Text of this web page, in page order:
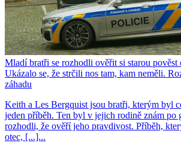
Mladí bratři se rozhodli ověřit si starou pověst
Ukázalo se, že strčili nos tam, kam neměli.
záhadu
Keith a Les Bergquist jsou bratři, kterým byl
jeden příběh. Ten byl v jejich rodině znám po
rozhodli, že ověří jeho pravdivost. Příběh,
otec, [...]...